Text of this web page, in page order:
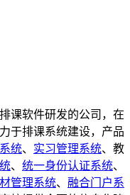
软件研发的公司，在
于排课系统建设，产品
统、 实习管理系统、教
、 统一身份认证系统、
管理系统、 融合门户系